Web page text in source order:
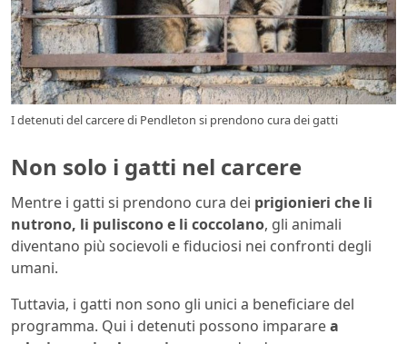
I detenuti del carcere di Pendleton si prendono cura dei gatti
Non solo i gatti nel carcere
Mentre i gatti si prendono cura dei prigionieri che li
nutrono, li puliscono e li coccolano, gli animali
diventano più socievoli e fiduciosi nei confronti degli
umani.
Tuttavia, i gatti non sono gli unici a beneficiare del
programma. Qui i detenuti possono impararea